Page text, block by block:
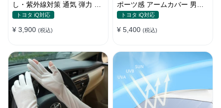
し・紫外線対策 通気 弾力 ス
ポーツ感 メンズ
トヨタ iQ対応
¥ 3,900 (税込)
ポーツ感 アームカバー 男女
汎用 xs-xxl
トヨタ iQ対応
¥ 5,400 (税込)